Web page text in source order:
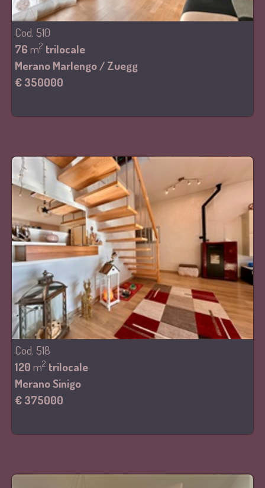
Cod. 510
76 m2 trilocale
Merano Marlengo / Zuegg
€ 350000
Cod. 518
120 m2 trilocale
Merano Sinigo
€ 375000